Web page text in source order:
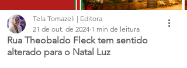
Rua Theobaldo Fleck tem sentido
alterado para o Natal Luz
Tela Tomazeli | Editora
21 de out. de 2024 1 min de leitura